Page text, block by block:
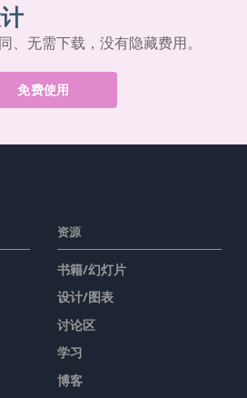
、无需下载，没有隐藏费用。
免费使用
资源
书籍/幻灯片
设计/图表
讨论区
学习
博客